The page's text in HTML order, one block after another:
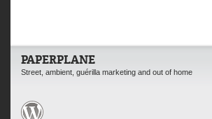
PAPERPLANE
Street, ambient, guérilla marketing and out of home